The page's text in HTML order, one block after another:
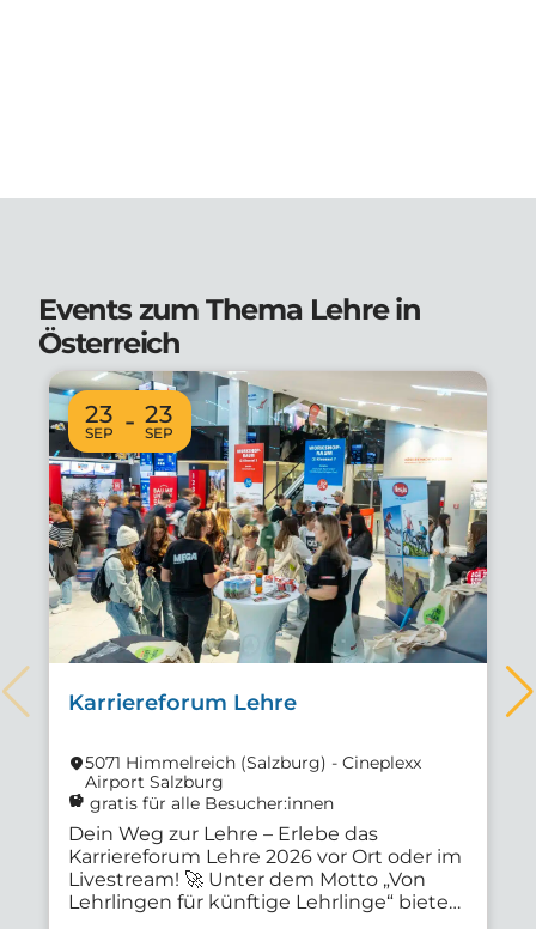
Events zum Thema Lehre in
Österreich
23
SEP - 23
SEP
Karriereforum Lehre
location_on5071 Himmelreich (Salzburg) - Cineplexx
Airport Salzburg
savings gratis für alle Besucher:innen
Dein Weg zur Lehre – Erlebe das
Karriereforum Lehre 2026 vor Ort oder im
Livestream! 🚀 Unter dem Motto „Von
Lehrlingen für künftige Lehrlinge“ bietet